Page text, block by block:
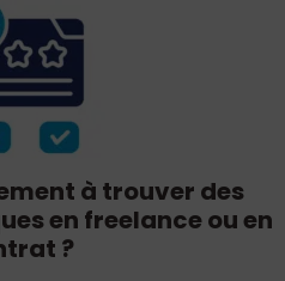
à trouver des
en freelance ou en
?